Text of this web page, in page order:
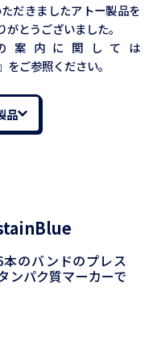
だきましたアトー製品を
とうございました。
案内に関しては
』をご参照ください。
品
のバンドのプレス
ンパク質マーカーで